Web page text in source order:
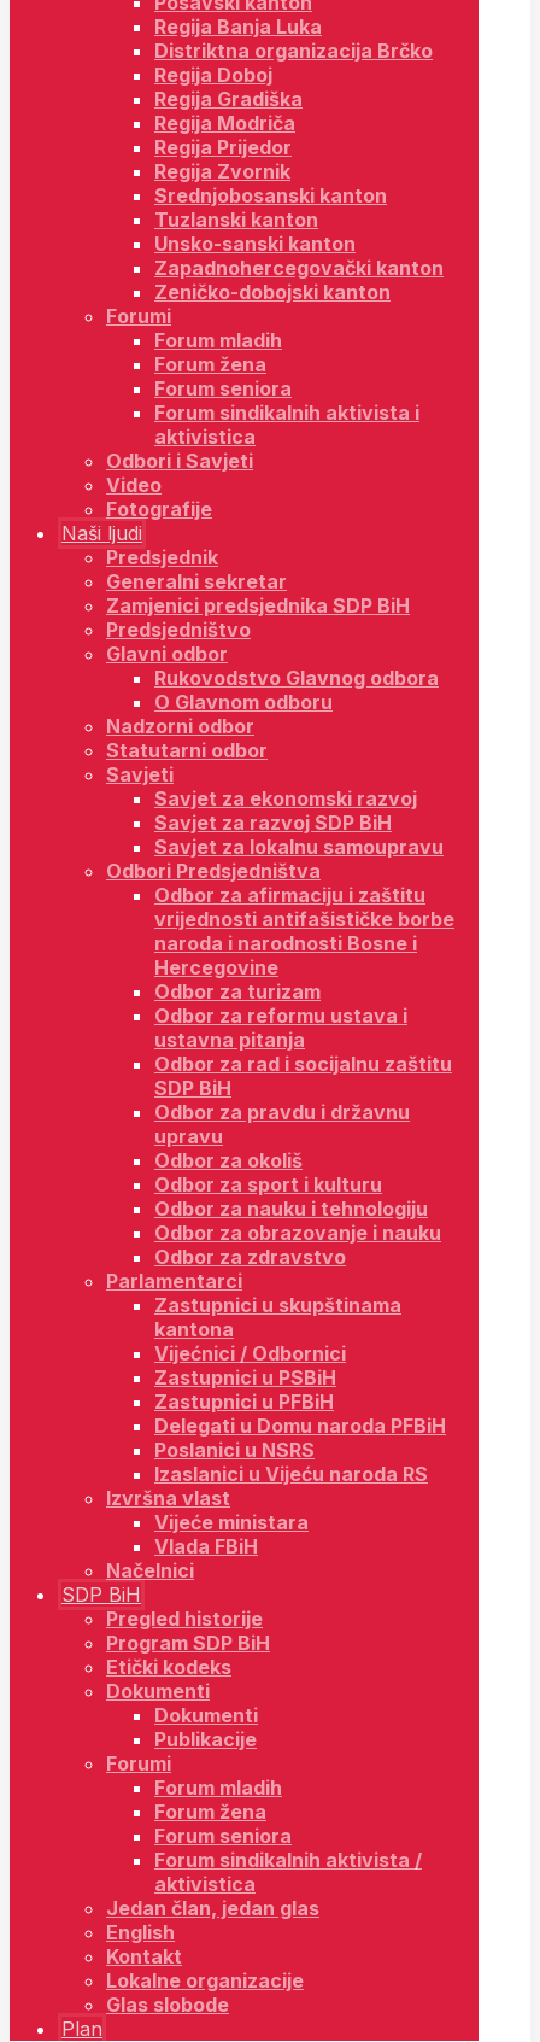
Regija Banja Luka
Distriktna organizacija Brčko
Regija Doboj
Regija Gradiška
Regija Modriča
Regija Prijedor
Regija Zvornik
Srednjobosanski kanton
Tuzlanski kanton
Unsko-sanski kanton
Zapadnohercegovački kanton
Zeničko-dobojski kanton
Forumi
Forum mladih
Forum žena
Forum seniora
Forum sindikalnih aktivista i
aktivistica
Odbori i Savjeti
Video
Fotografije
Naši ljudi
Predsjednik
Generalni sekretar
Zamjenici predsjednika SDP BiH
Predsjedništvo
Glavni odbor
Rukovodstvo Glavnog odbora
O Glavnom odboru
Nadzorni odbor
Statutarni odbor
Savjeti
Savjet za ekonomski razvoj
Savjet za razvoj SDP BiH
Savjet za lokalnu samoupravu
Odbori Predsjedništva
Odbor za afirmaciju i zaštitu
vrijednosti antifašističke borbe
naroda i narodnosti Bosne i
Hercegovine
Odbor za turizam
Odbor za reformu ustava i
ustavna pitanja
Odbor za rad i socijalnu zaštitu
SDP BiH
Odbor za pravdu i državnu
upravu
Odbor za okoliš
Odbor za sport i kulturu
Odbor za nauku i tehnologiju
Odbor za obrazovanje i nauku
Odbor za zdravstvo
Parlamentarci
Zastupnici u skupštinama
kantona
Vijećnici / Odbornici
Zastupnici u PSBiH
Zastupnici u PFBiH
Delegati u Domu naroda PFBiH
Poslanici u NSRS
Izaslanici u Vijeću naroda RS
Izvršna vlast
Vijeće ministara
Vlada FBiH
Načelnici
SDP BiH
Pregled historije
Program SDP BiH
Etički kodeks
Dokumenti
Dokumenti
Publikacije
Forumi
Forum mladih
Forum žena
Forum seniora
Forum sindikalnih aktivista /
aktivistica
Jedan član, jedan glas
English
Kontakt
Lokalne organizacije
Glas slobode
Plan